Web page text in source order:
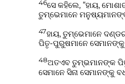
46ସେ କହିଲେ, “ହାୟ,
ତୁମ୍ଭେମାନେ
47ହାୟ, ତୁମ୍ଭେମାନେ
ପିତୃ-ପୁରୁଷମାନେ
48ଅତଏବ ତୁମ୍ଭମାନଙ୍କ
ସେମାନେ ସିନା